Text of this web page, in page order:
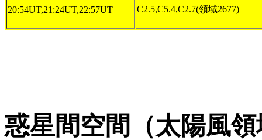
20:54UT,21:24UT,22:57UT C2.5,C5.4,C2.7(領域2677)
惑星間空間（太陽風